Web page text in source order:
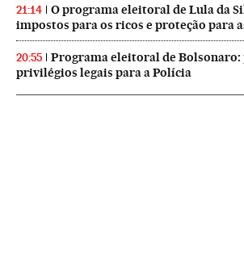
21:14
O programa eleitoral de Lula da
impostos para os ricos e proteção para
20:55
Programa eleitoral de Bolsonaro:
privilégios legais para a Polícia